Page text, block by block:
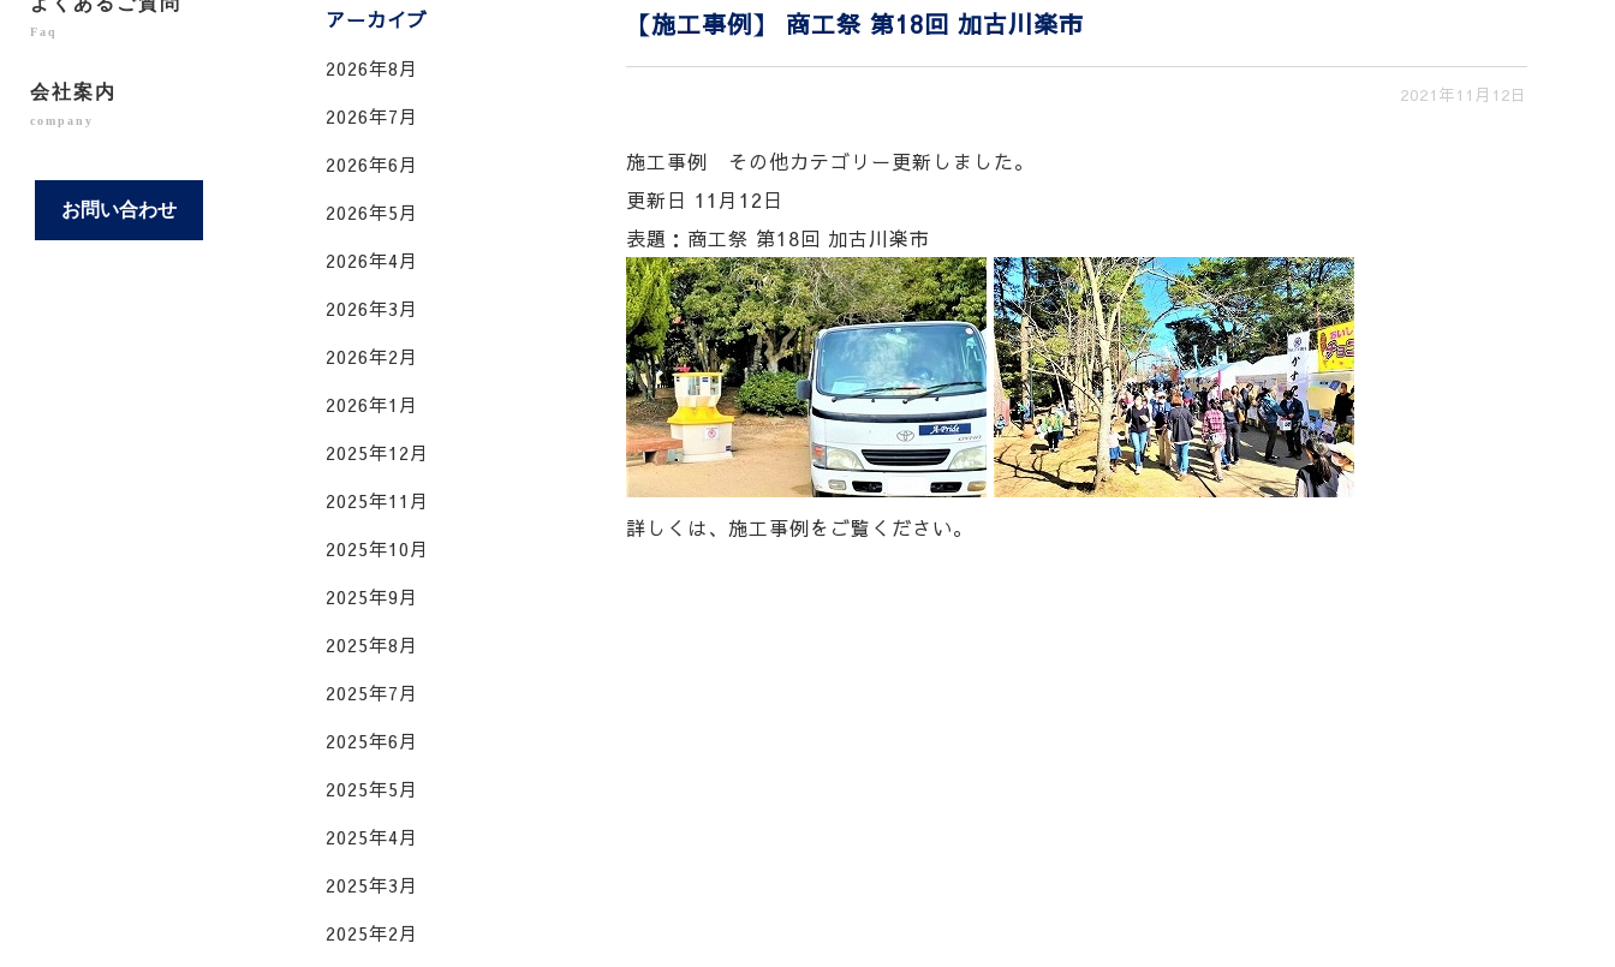
Faq
会社案内
company
お問い合わせ
アーカイブ
2026年8月
2026年7月
2026年6月
2026年5月
2026年4月
2026年3月
2026年2月
2026年1月
2025年12月
2025年11月
2025年10月
2025年9月
2025年8月
2025年7月
2025年6月
2025年5月
2025年4月
2025年3月
2025年2月
【施工事例】 商工祭 第18回 加古川楽市
2021年11月12日
施工事例 その他カテゴリー更新しました。
更新日 11月12日
表題：商工祭 第18回 加古川楽市
詳しくは、施工事例をご覧ください。